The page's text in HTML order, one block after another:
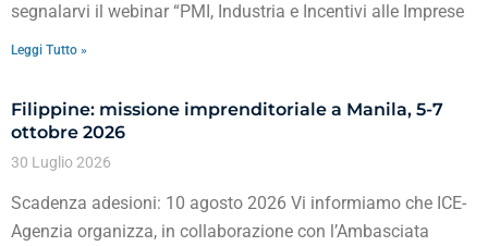
segnalarvi il webinar “PMI, Industria e Incentivi alle Imprese
Leggi Tutto »
Filippine: missione imprenditoriale a Manila, 5-7
ottobre 2026
30 Luglio 2026
Scadenza adesioni: 10 agosto 2026 Vi informiamo che ICE-
Agenzia organizza, in collaborazione con l’Ambasciata